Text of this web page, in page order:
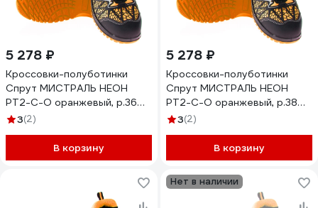
5 278 ₽
Кроссовки-полуботинки
Спрут МИСТРАЛЬ НЕОН
PT2-C-O оранжевый, р.36
130174
3(2)
В корзину
5 278 ₽
Кроссовки-полуботинки
Спрут МИСТРАЛЬ НЕОН
PT2-C-O оранжевый, р.38
130176
3(2)
В корзину
Нет в наличии